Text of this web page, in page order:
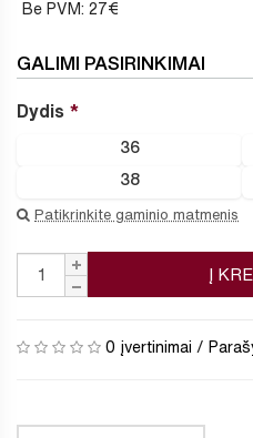
Be PVM: 27€
GALIMI PASIRINKIMAI
Dydis
36
38
Patikrinkite gaminio matmenis
Į
0 įvertinimai /